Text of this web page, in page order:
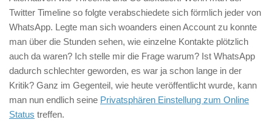
Twitter Timeline so folgte verabschiedete sich förmlich jeder von
WhatsApp. Legte man sich woanders einen Account zu konnte
man über die Stunden sehen, wie einzelne Kontakte plötzlich
auch da waren? Ich stelle mir die Frage warum? Ist WhatsApp
dadurch schlechter geworden, es war ja schon lange in der
Kritik? Ganz im Gegenteil, wie heute veröffentlicht wurde, kann
man nun endlich seine Privatsphären Einstellung zum Online
Status treffen.